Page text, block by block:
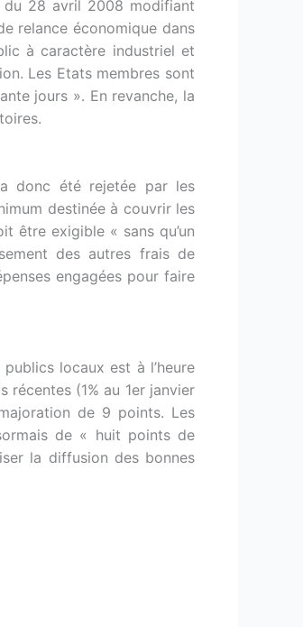
du 28 avril 2008 modifiant
relance économique dans
à caractère industriel et
Les Etats membres sont
jours ». En revanche, la
donc été rejetée par les
destinée à couvrir les
être exigible « sans qu’un
des autres frais de
engagées pour faire
locaux est à l’heure
récentes (1% au 1er janvier
de 9 points. Les
de « huit points de
la diffusion des bonnes